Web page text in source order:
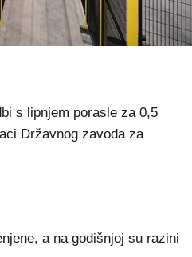
s lipnjem porasle za 0,5
Državnog zavoda za
a na godišnjoj su razini